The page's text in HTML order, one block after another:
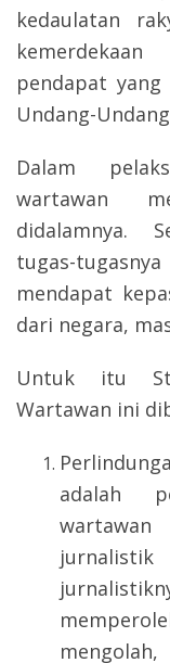
kedaulatan
pendapat
Undang-
Dalam
wartawan
didalamnya.
tugas-
mendapat
dari negara,
Untuk itu
Wartawan ini
adalah